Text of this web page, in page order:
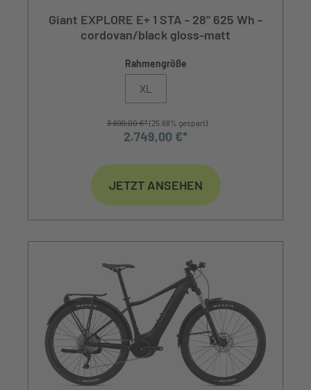
Giant EXPLORE E+ 1 STA - 28" 625 Wh -
cordovan/black gloss-matt
Rahmengröße
XL
3.699,00 €*(25.68% gespart)
2.749,00 €*
JETZT ANSEHEN